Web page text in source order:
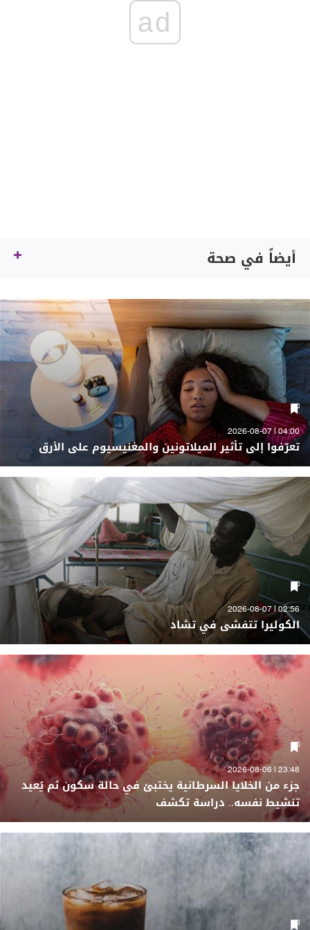
ad
أيضاً في صحة
04:00 | 2026-08-07
تعرّفوا إلى تأثير الميلاتونين والمغنيسيوم على الأرق
02:56 | 2026-08-07
الكوليرا تتفشى في تشاد
23:48 | 2026-08-06
جزء من الخلايا السرطانية يختبئ في حالة سكون ثم يُعيد
تنشيط نفسه.. دراسة تكشف